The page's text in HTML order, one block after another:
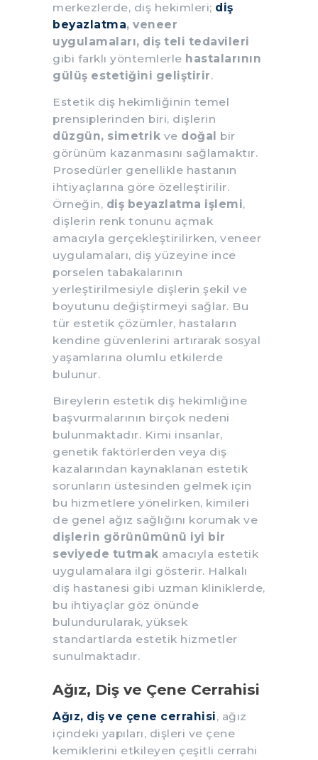
merkezlerde, diş hekimleri; diş
beyazlatma, veneer
uygulamaları, diş teli tedavileri
gibi farklı yöntemlerle hastalarının
gülüş estetiğini geliştirir.
Estetik diş hekimliğinin temel
prensiplerinden biri, dişlerin
düzgün, simetrik ve doğal
bir
görünüm kazanmasını sağlamaktır.
Prosedürler genellikle hastanın
ihtiyaçlarına göre özelleştirilir.
Örneğin, diş beyazlatma işlemi,
dişlerin renk tonunu açmak
amacıyla gerçekleştirilirken, veneer
uygulamaları, diş yüzeyine ince
porselen tabakalarının
yerleştirilmesiyle dişlerin şekil ve
boyutunu değiştirmeyi sağlar. Bu
tür estetik çözümler, hastaların
kendine güvenlerini artırarak sosyal
yaşamlarına olumlu etkilerde
bulunur.
Bireylerin estetik diş hekimliğine
başvurmalarının birçok nedeni
bulunmaktadır. Kimi insanlar,
genetik faktörlerden veya diş
kazalarından kaynaklanan estetik
sorunların üstesinden gelmek için
bu hizmetlere yönelirken, kimileri
de genel ağız sağlığını korumak ve
dişlerin görünümünü iyi bir
seviyede tutmak amacıyla estetik
uygulamalara ilgi gösterir. Halkalı
diş hastanesi gibi uzman kliniklerde,
bu ihtiyaçlar göz önünde
bulundurularak, yüksek
standartlarda estetik hizmetler
sunulmaktadır.
Ağız, Diş ve Çene Cerrahisi
Ağız, diş ve çene cerrahisi, ağız
içindeki yapıları, dişleri ve çene
kemiklerini etkileyen çeşitli cerrahi